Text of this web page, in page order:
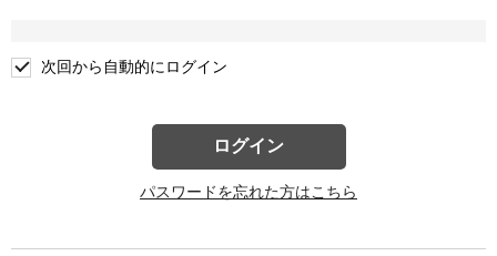
次回から自動的にログイン
ログイン
パスワードを忘れた方はこちら